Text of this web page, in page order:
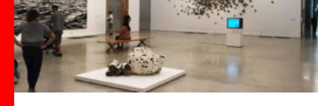
Artístico
de
Miami
¡una
Mezcla